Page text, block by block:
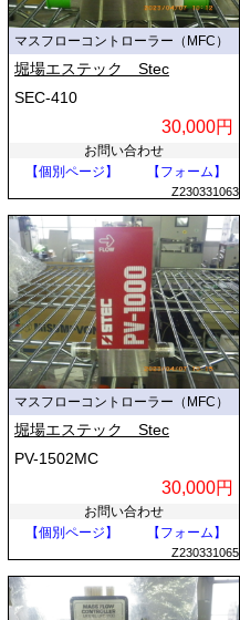
マスフローコントローラー（MFC）
堀場エステック Stec
SEC-410
30,000円
お問い合わせ
【個別ページ】
【フォーム】
Z230331063
マスフローコントローラー（MFC）
堀場エステック Stec
PV-1502MC
30,000円
お問い合わせ
【個別ページ】
【フォーム】
Z230331065